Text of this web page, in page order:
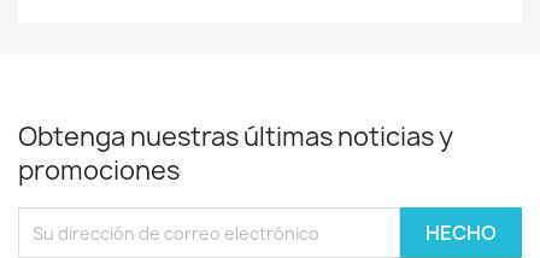
Obtenga nuestras últimas noticias y
promociones